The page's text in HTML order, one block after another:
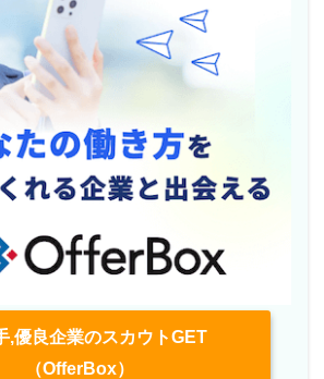
,優良企業のスカウトGET
（OfferBox）